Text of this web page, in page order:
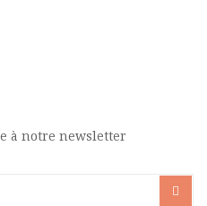
à notre newsletter